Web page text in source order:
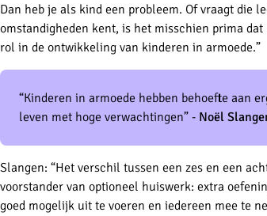
Dan heb je als kind een probleem. Of vraagt die
omstandigheden kent, is het misschien prima
rol in de ontwikkeling van kinderen in armoede.”
“Kinderen in armoede hebben behoefte aan
leven met hoge verwachtingen” - Noël
Slangen: “Het verschil tussen een zes en een
voorstander van optioneel huiswerk: extra
goed mogelijk uit te voeren en iedereen mee te